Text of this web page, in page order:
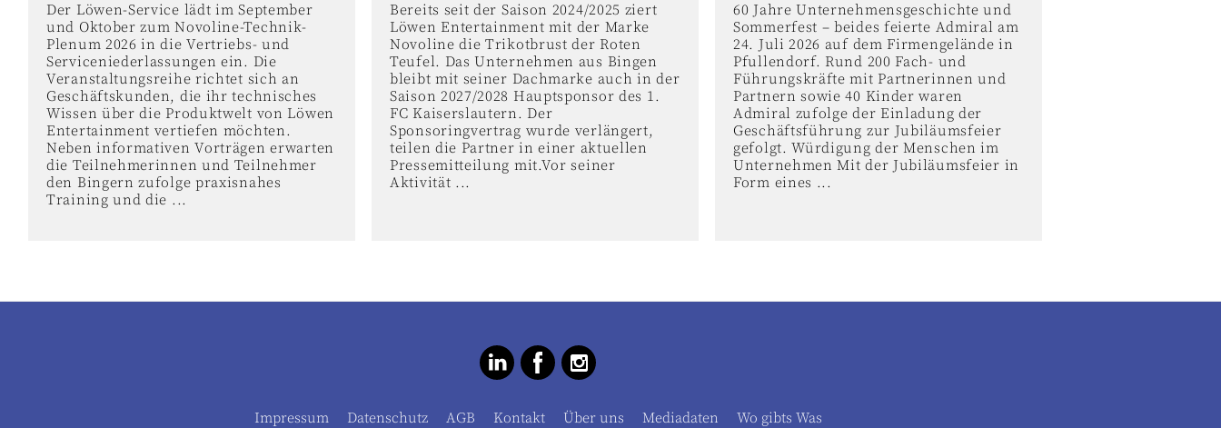
Der Löwen-Service lädt im September
und Oktober zum Novoline-Technik-
Plenum 2026 in die Vertriebs- und
Serviceniederlassungen ein. Die
Veranstaltungsreihe richtet sich an
Geschäftskunden, die ihr technisches
Wissen über die Produktwelt von Löwen
Entertainment vertiefen möchten.
Neben informativen Vorträgen erwarten
die Teilnehmerinnen und Teilnehmer
den Bingern zufolge praxisnahes
Training und die ...
Bereits seit der Saison 2024/2025 ziert
Löwen Entertainment mit der Marke
Novoline die Trikotbrust der Roten
Teufel. Das Unternehmen aus Bingen
bleibt mit seiner Dachmarke auch in der
Saison 2027/2028 Hauptsponsor des 1.
FC Kaiserslautern. Der
Sponsoringvertrag wurde verlängert,
teilen die Partner in einer aktuellen
Pressemitteilung mit.Vor seiner
Aktivität ...
60 Jahre Unternehmensgeschichte und
Sommerfest – beides feierte Admiral am
24. Juli 2026 auf dem Firmengelände in
Pfullendorf. Rund 200 Fach- und
Führungskräfte mit Partnerinnen und
Partnern sowie 40 Kinder waren
Admiral zufolge der Einladung der
Geschäftsführung zur Jubiläumsfeier
gefolgt. Würdigung der Menschen im
Unternehmen Mit der Jubiläumsfeier in
Form eines ...
Impressum Datenschutz AGB Kontakt Über uns Mediadaten Wo gibts Was